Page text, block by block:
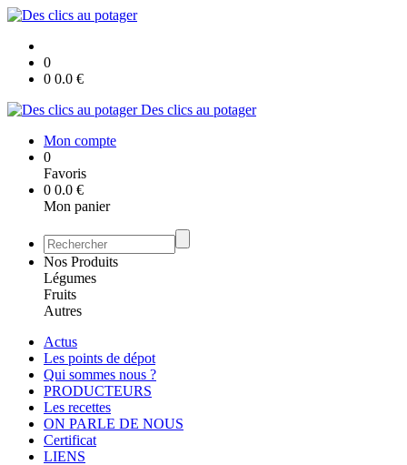
0
0 0.0 €
Des clics au potager
Mon compte
0
Favoris
0 0.0 €
Mon panier
Nos Produits
Légumes
Fruits
Autres
Actus
Les points de dépot
Qui sommes nous ?
PRODUCTEURS
Les recettes
ON PARLE DE NOUS
Certificat
LIENS